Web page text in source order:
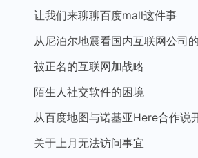
让我们来聊聊百度mall这件事
从尼泊尔地震看国内互联网公司
被正名的互联网加战略
陌生人社交软件的困境
从百度地图与诺基亚Here合作说
关于上月无法访问事宜